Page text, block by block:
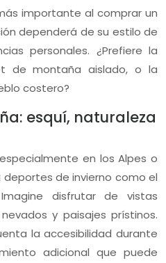
importante al comprar un
dependerá de su estilo de
personales. ¿Prefiere la
de montaña aislado, o la
costero?
esquí, naturaleza
en los Alpes o
de invierno como el
disfrutar de vistas
y paisajes prístinos.
la accesibilidad durante
adicional que puede